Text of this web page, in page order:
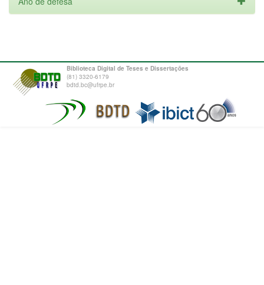
Biblioteca Digital de Teses e Dissertações
(81) 3320-6179
bdtd.bc@ufrpe.br